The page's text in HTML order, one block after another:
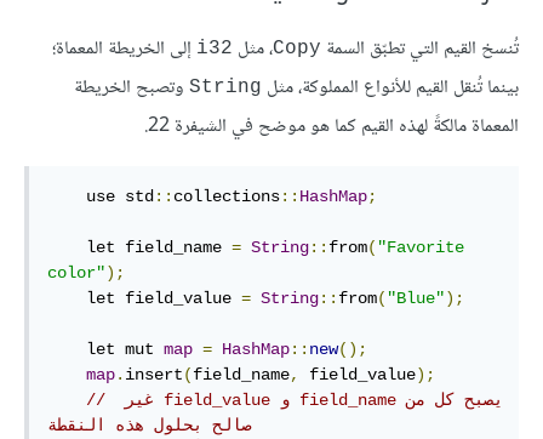
تُنسخ القيم التي تطبّق السمة Copy، مثل i32 إلى الخريطة المعماة؛
بينما تُنقل القيم للأنواع المملوكة، مثل String وتصبح الخريطة
المعماة مالكةً لهذه القيم كما هو موضح في الشيفرة 22.
    use std
:: collections:: HashMap;
    let field_name
= String:: from( "Favorite
color");
    let field_value
= String:: from( "Blue");
    let mut
map = HashMap:: new();
map. insert(field_name, field_value);
// ‫يصبح كل من field_name و field_value غير
صالح بحلول هذه النقطة